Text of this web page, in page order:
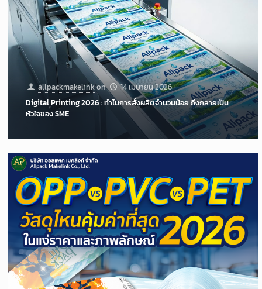
allpackmakelinkon
14 เมษายน 2026
Digital Printing 2026 : ทำไมการสั่งผลิตจำนวนน้อย ถึงกลายเป็น
หัวใจของ SME